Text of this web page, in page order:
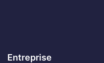
Entreprise